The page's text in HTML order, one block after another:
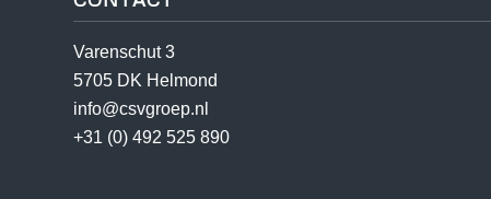
Varenschut 3
5705 DK Helmond
info@csvgroep.nl
+31 (0) 492 525 890